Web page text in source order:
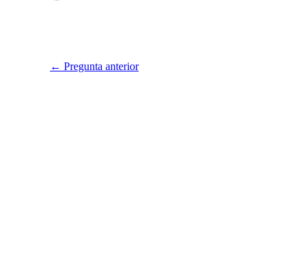
← Pregunta anterior